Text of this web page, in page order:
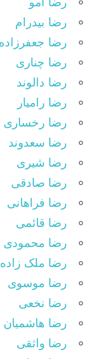
رضا بیدرام
رضا جعفرزاده
رضا چناری
رضا دالوند
رضا رامیار
رضا رخساری
رضا سعدوند
رضا شیری
رضا صادقی
رضا فراهانی
رضا قائمی
رضا محمودی
رضا ملک زاده
رضا موسوی
رضا نخعی
رضا هاشمیان
رضا واثقی